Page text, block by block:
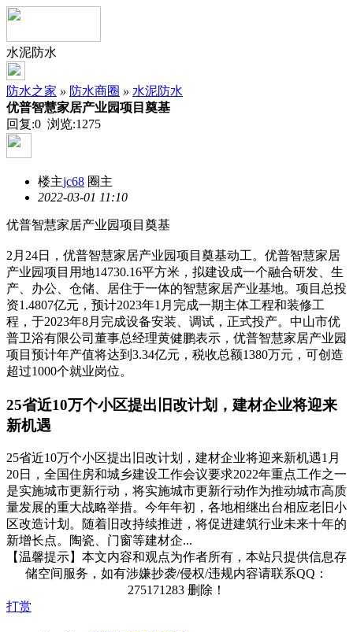
水泥防水
防水之家 » 防水商圈 » 水泥防水
优普智慧家居产业园项目奠基
回复:0 浏览:1275
楼主jc68 圈主
2022-03-01 11:10
优普智慧家居产业园项目奠基
2月24日，优普智慧家居产业园项目奠基动工。优普智慧家居
产业园项目用地14730.16平方米，拟建设成一个融合研发、生
产、办公、仓储、居住于一体的智慧家居产业基地。项目总投
资1.4807亿元，预计2023年1月完成一期主体工程和装修工
程，于2023年8月完成设备安装、调试，正式投产。中山市优
普卫浴有限公司董事总经理黄健鹏表示，优普智慧家居产业园
项目预计年产值将达到3.34亿元，税收总额1380万元，可创造
超过1000个就业岗位。
25省近10万个小区提出旧改计划，建材企业将迎来
新机遇
25省近10万个小区提出旧改计划，建材企业将迎来新机遇1月
20日，全国住房和城乡建设工作会议要求2022年重点工作之一
是实施城市更新行动，将实施城市更新行动作为推动城市高质
量发展的重大战略举措。今年年初，各地相继出台相应老旧小
区改造计划。随着旧改持续推进，将促进建筑行业未来十年的
新增长点。陶瓷、门窗等建材企...
【温馨提示】本文内容和观点为作者所有，本站只提供信息存
储空间服务，如有涉嫌抄袭/侵权/违规内容请联系QQ：
275171283 删除！
打赏